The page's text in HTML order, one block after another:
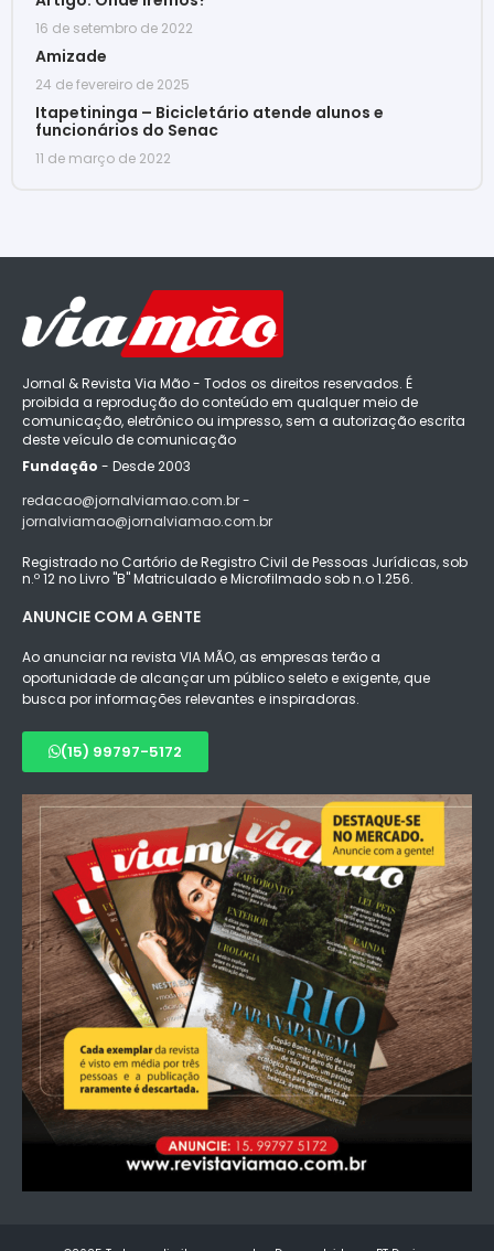
16 de setembro de 2022
Amizade
24 de fevereiro de 2025
Itapetininga – Bicicletário atende alunos e
funcionários do Senac
11 de março de 2022
Jornal & Revista Via Mão - Todos os direitos reservados. É
proibida a reprodução do conteúdo em qualquer meio de
comunicação, eletrônico ou impresso, sem a autorização escrita
deste veículo de comunicação
Fundação - Desde 2003
redacao@jornalviamao.com.br -
jornalviamao@jornalviamao.com.br
Registrado no Cartório de Registro Civil de Pessoas Jurídicas, sob
n.º 12 no Livro "B" Matriculado e Microfilmado sob n.o 1.256.
ANUNCIE COM A GENTE
Ao anunciar na revista VIA MÃO, as empresas terão a
oportunidade de alcançar um público seleto e exigente, que
busca por informações relevantes e inspiradoras.
(15) 99797-5172